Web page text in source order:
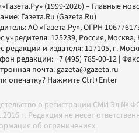
(1999-2026) – Главные
Газета.Ru (Gazeta.Ru)
АО «Газета.Ру», ОГРН
учредителя: 125239, Россия,
редакции и издателя: 117105, г.
редакции:+7 (495) 785-00-12 |
почта:gazeta@gazeta.ru
опечатку? Нажмите Ctrl+Enter
о регистрации СМИ Эл №
г. Редакция не несет
об ограничениях